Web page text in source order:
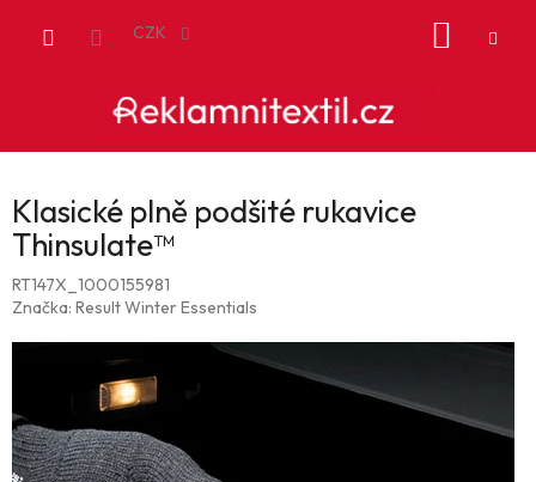
CZK
Klasické plně podšité rukavice
Thinsulate™
RT147X_1000155981
Značka: Result Winter Essentials